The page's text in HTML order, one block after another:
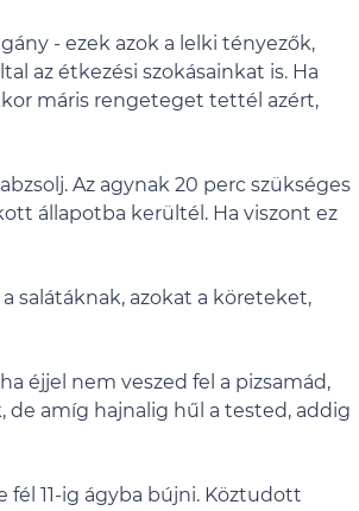
- ezek azok a lelki tényezők,
az étkezési szokásainkat is. Ha
máris rengeteget tettél azért,
Az agynak 20 perc szükséges
állapotba kerültél. Ha viszont ez
salátáknak, azokat a köreteket,
éjjel nem veszed fel a pizsamád,
de amíg hajnalig hűl a tested, addig
11-ig ágyba bújni. Köztudott